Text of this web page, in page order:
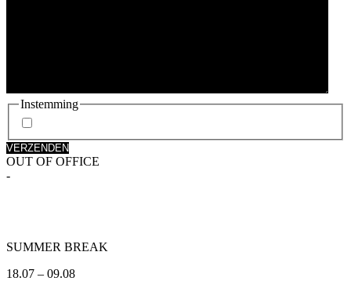
Instemming
OUT OF OFFICE
-
SUMMER BREAK
18.07 – 09.08